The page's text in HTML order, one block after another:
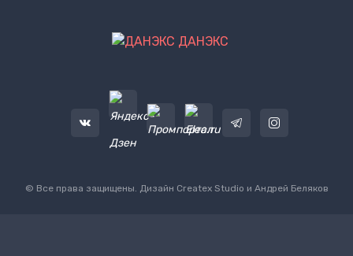
ДАНЭКС
© Все права защищены. Дизайн Createx Studio и Андрей Беляков